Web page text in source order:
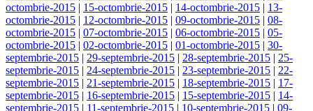
octombrie-2015 | 15-octombrie-2015 | 14-octombrie-2015 | 13-
octombrie-2015 | 12-octombrie-2015 | 09-octombrie-2015 | 08-
octombrie-2015 | 07-octombrie-2015 | 06-octombrie-2015 | 05-
octombrie-2015 | 02-octombrie-2015 | 01-octombrie-2015 | 30-
septembrie-2015 | 29-septembrie-2015 | 28-septembrie-2015 | 25-
septembrie-2015 | 24-septembrie-2015 | 23-septembrie-2015 | 22-
septembrie-2015 | 21-septembrie-2015 | 18-septembrie-2015 | 17-
septembrie-2015 | 16-septembrie-2015 | 15-septembrie-2015 | 14-
septembrie-2015 | 11-septembrie-2015 | 10-septembrie-2015 | 09-